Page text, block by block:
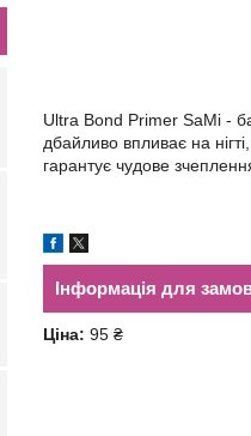
Ultra Bond Primer SaMi -
дбайливо впливає на
гарантує чудове
Інформація для
Ціна: 95 ₴